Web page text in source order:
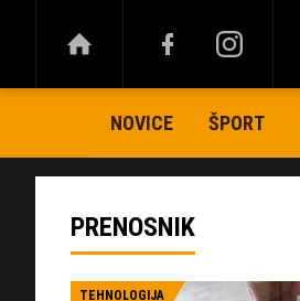
NOVICE ŠPORT
PRENOSNIK
TEHNOLOGIJA